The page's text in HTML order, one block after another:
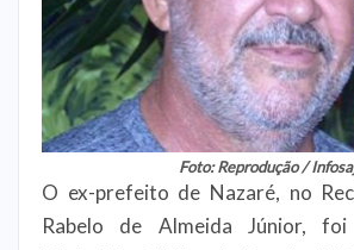
Foto: Reprodução /
O ex-prefeito de Nazaré, no
Rabelo de Almeida Júnior,